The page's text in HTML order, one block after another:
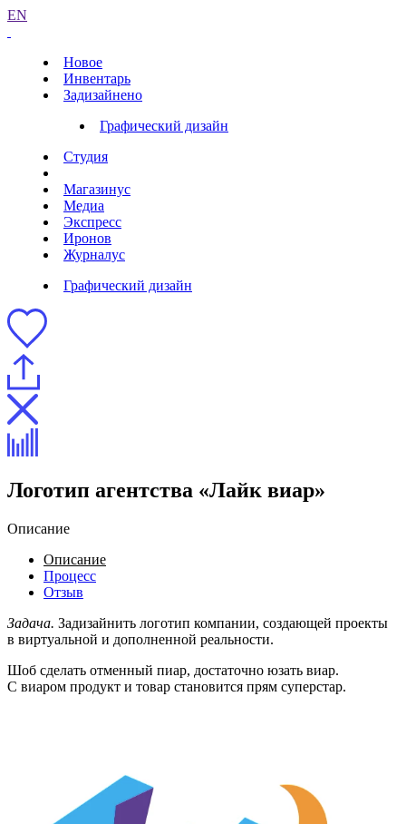
EN
Новое
Инвентарь
Задизайнено
Графический дизайн
Студия
Магазинус
Медиа
Экспресс
Иронов
Журналус
Графический дизайн
Логотип агентства «Лайк виар»
Описание
Описание
Процесс
Отзыв
Задача. Задизайнить логотип компании, создающей проекты
в виртуальной и дополненной реальности.
Шоб сделать отменный пиар, достаточно юзать виар.
С виаром продукт и товар становится прям суперстар.